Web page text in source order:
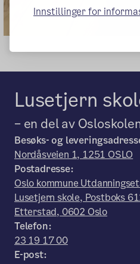
Innstillinger for
Lusetjern
– en del av
Besøks- og
Nordåsveien 1, 1251 OSLO
Postadresse:
Oslo kommune
Lusetjern skole, Postboks
Etterstad, 0602 Oslo
Telefon:
23 19 17 00
E-post: